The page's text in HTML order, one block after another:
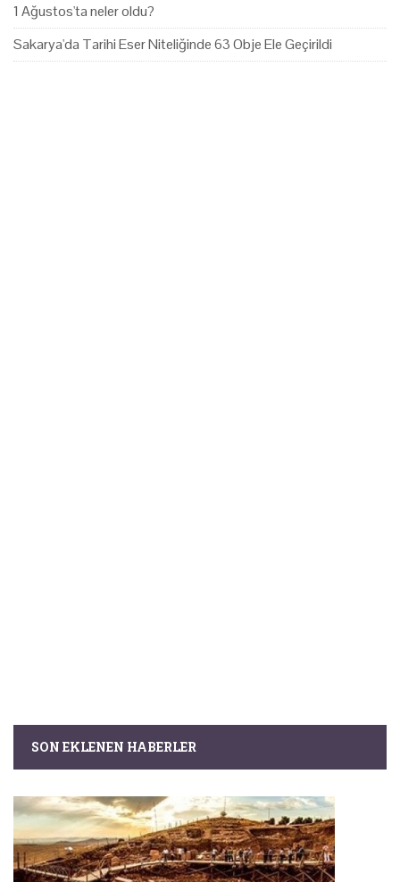
1 Ağustos'ta neler oldu?
Sakarya'da Tarihi Eser Niteliğinde 63 Obje Ele Geçirildi
SON EKLENEN HABERLER